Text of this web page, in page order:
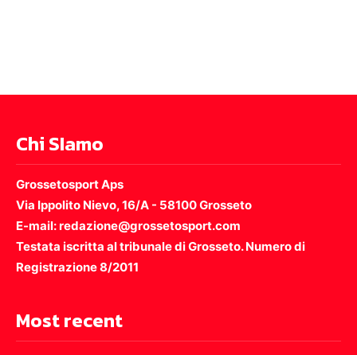
Chi SIamo
Grossetosport Aps
Via Ippolito Nievo, 16/A - 58100 Grosseto
E-mail: redazione@grossetosport.com
Testata iscritta al tribunale di Grosseto. Numero di
Registrazione 8/2011
Most recent